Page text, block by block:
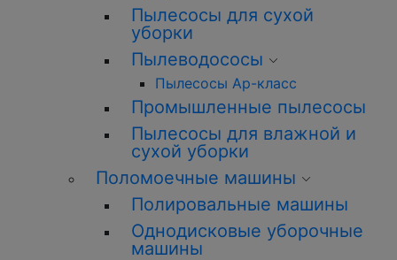
Пылесосы для сухой
уборки
Пылеводососы
Пылесосы Ар-класс
Промышленные пылесосы
Пылесосы для влажной и
сухой уборки
Поломоечные машины
Полировальные машины
Однодисковые уборочные
машины